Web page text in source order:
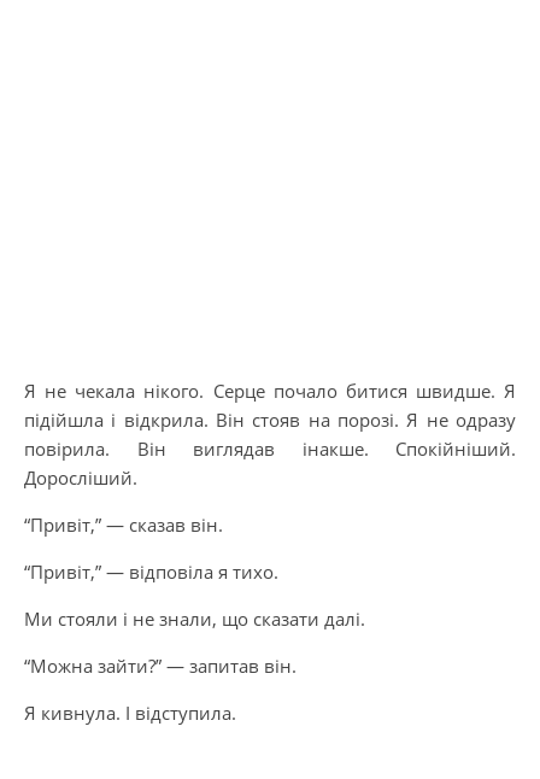
Я не чекала нікого. Серце почало битися швидше. Я
підійшла і відкрила. Він стояв на порозі. Я не одразу
повірила. Він виглядав інакше. Спокійніший.
Доросліший.
“Привіт,” — сказав він.
“Привіт,” — відповіла я тихо.
Ми стояли і не знали, що сказати далі.
“Можна зайти?” — запитав він.
Я кивнула. І відступила.